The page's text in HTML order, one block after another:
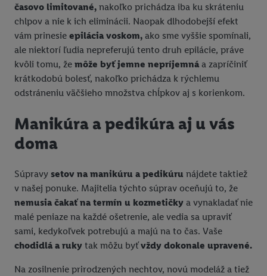
časovo limitované, nakoľko prichádza iba ku skráteniu
chlpov a nie k ich eliminácii. Naopak dlhodobejší efekt
vám prinesie epilácia voskom, ako sme vyššie spomínali,
ale niektorí ľudia nepreferujú tento druh epilácie, práve
kvôli tomu, že môže byť jemne nepríjemná a zapríčiniť
krátkodobú bolesť, nakoľko prichádza k rýchlemu
odstráneniu väčšieho množstva chĺpkov aj s korienkom.
Manikúra a pedikúra aj u vás
doma
Súpravy setov na manikúru a pedikúru nájdete taktiež
v našej ponuke. Majitelia týchto súprav oceňujú to, že
nemusia čakať na termín u kozmetičky a vynakladať nie
malé peniaze na každé ošetrenie, ale vedia sa upraviť
sami, kedykoľvek potrebujú a majú na to čas. Vaše
chodidlá a ruky tak môžu byťvždy dokonale upravené.
Na zosilnenie prirodzených nechtov, novú modeláž a tiež